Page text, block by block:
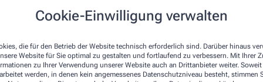
Cookie-Einwilligung verwalten
die für den Betrieb der Website technisch erforderlich sind. Darüber hinaus
Website für Sie optimal zu gestalten und fortlaufend zu verbessern. Mit Ihrer
zu Ihrer Verwendung unserer Website auch an Drittanbieter weiter. Soweit
werden, in denen kein angemessenes Datenschutzniveau besteht, stimmen
Inspektor! Einfach kostenlos runterladen, ausdrucken und
und schau genau hin. Jede Ausgabe bringt einen neuen